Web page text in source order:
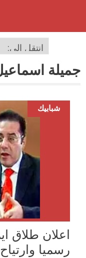
جميلة
شبابيك
اعلان طلاق
رسميا